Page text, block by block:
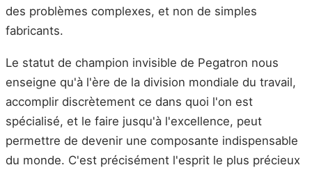
des problèmes complexes, et non de simples
fabricants.
Le statut de champion invisible de Pegatron nous
enseigne qu'à l'ère de la division mondiale du travail,
accomplir discrètement ce dans quoi l'on est
spécialisé, et le faire jusqu'à l'excellence, peut
permettre de devenir une composante indispensable
du monde. C'est précisément l'esprit le plus précieux